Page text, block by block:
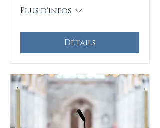
Plus d'infos
Détails